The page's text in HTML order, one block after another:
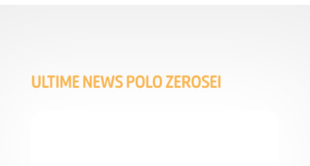
ULTIME NEWS POLO ZEROSEI